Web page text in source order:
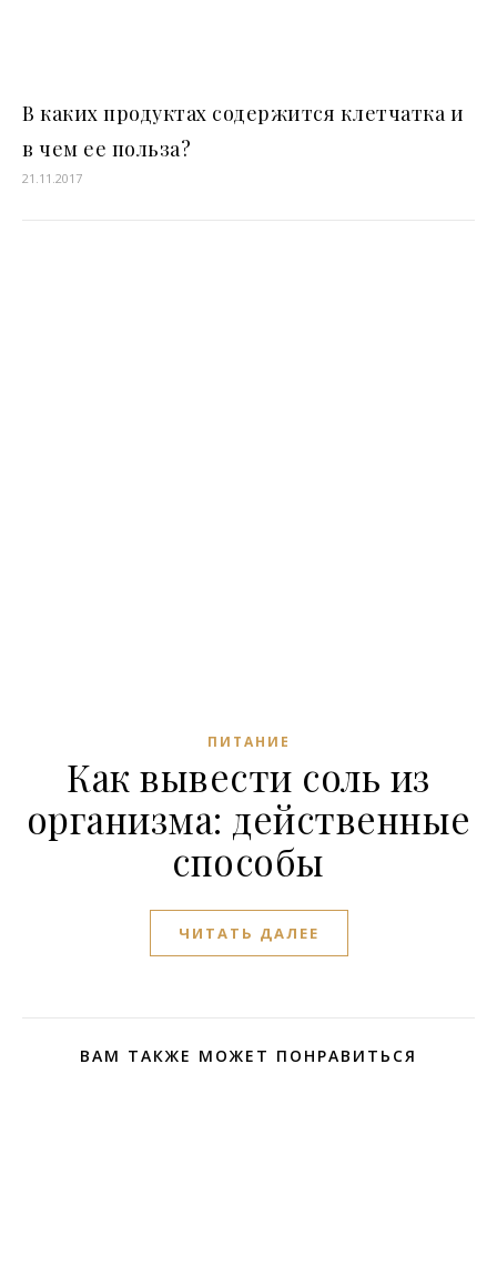
В каких продуктах содержится клетчатка и
в чем ее польза?
21.11.2017
ПИТАНИЕ
Как вывести соль из
организма: действенные
способы
ЧИТАТЬ ДАЛЕЕ
ВАМ ТАКЖЕ МОЖЕТ ПОНРАВИТЬСЯ